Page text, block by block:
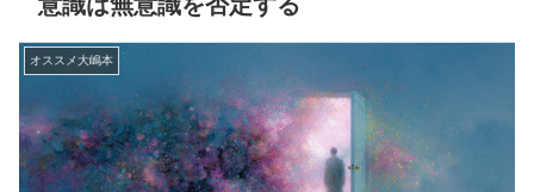
オススメ大嶋本